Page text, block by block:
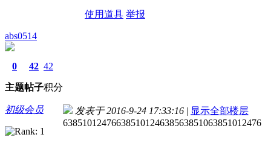
使用道具 举报
abs0514
0
主题
42
帖子
42
积分
初级会员 发表于 2016-9-24 17:33:16 | 显示全部楼层
63851012476638510124638563851063851012476